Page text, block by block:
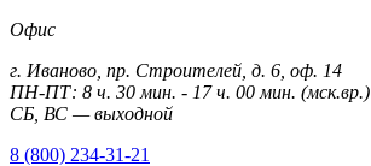
Офис
г. Иваново, пр. Строителей, д. 6, оф. 14
ПН-ПТ: 8 ч. 30 мин. - 17 ч. 00 мин. (мск.вр.)
СБ, ВС — выходной
8 (800) 234-31-21